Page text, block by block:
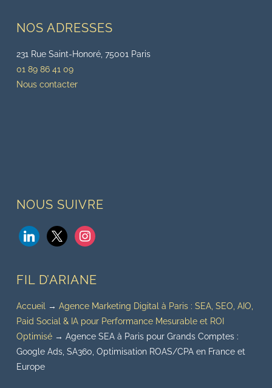
NOS ADRESSES
231 Rue Saint-Honoré, 75001 Paris
01 89 86 41 09
Nous contacter
NOUS SUIVRE
linkedinx instagram
FIL D’ARIANE
Accueil → Agence Marketing Digital à Paris : SEA, SEO, AIO,
Paid Social & IA pour Performance Mesurable et ROI
Optimisé → Agence SEA à Paris pour Grands Comptes :
Google Ads, SA360, Optimisation ROAS/CPA en France et
Europe